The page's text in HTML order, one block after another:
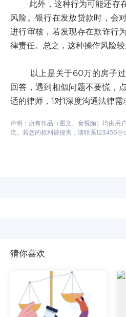
此外，这种行为可能还存在
风险。银行在发放贷款时，会
进行审核，若发现存在欺诈行
律责任。总之，这种操作风险较
以上是关于60万的房子过
回答，遇到相似问题不要慌，
适的律师，1对1深度沟通法律需
声明：所有作品（图文、音视频）均由用
流。若您的权利被侵害，请联系
猜你喜欢